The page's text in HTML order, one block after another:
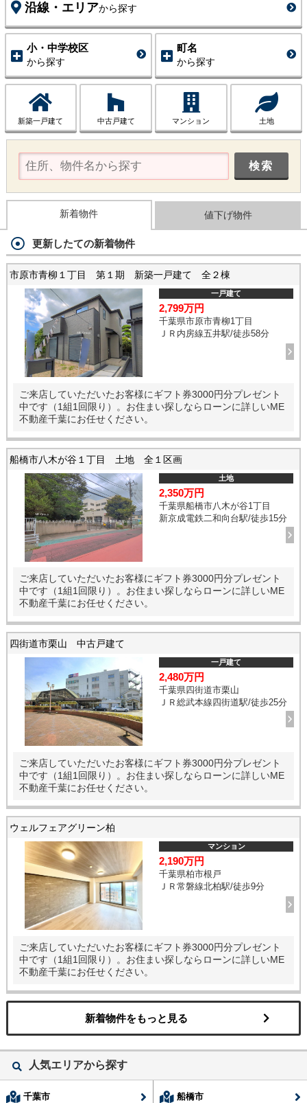
沿線・エリアから探す
小・中学校区
から探す
町名
から探す
新築一戸建て 中古戸建て マンション 土地
新着物件 値下げ物件
更新したての新着物件
一戸建て
2,799万円
千葉県市原市青柳1丁目
ＪＲ内房線五井駅/徒歩58分
ご来店していただいたお客様にギフト券3000円分プレゼント
中です（1組1回限り）。お住まい探しならローンに詳しいME
不動産千葉にお任せください。
市原市青柳１丁目 第１期 新築一戸建て 全２棟
土地
2,350万円
千葉県船橋市八木が谷1丁目
新京成電鉄二和向台駅/徒歩15分
ご来店していただいたお客様にギフト券3000円分プレゼント
中です（1組1回限り）。お住まい探しならローンに詳しいME
不動産千葉にお任せください。
船橋市八木が谷１丁目 土地 全１区画
一戸建て
2,480万円
千葉県四街道市栗山
ＪＲ総武本線四街道駅/徒歩25分
ご来店していただいたお客様にギフト券3000円分プレゼント
中です（1組1回限り）。お住まい探しならローンに詳しいME
不動産千葉にお任せください。
四街道市栗山 中古戸建て
マンション
2,190万円
千葉県柏市根戸
ＪＲ常磐線北柏駅/徒歩9分
ご来店していただいたお客様にギフト券3000円分プレゼント
中です（1組1回限り）。お住まい探しならローンに詳しいME
不動産千葉にお任せください。
ウェルフェアグリーン柏
新着物件をもっと見る
人気エリアから探す
千葉市 船橋市